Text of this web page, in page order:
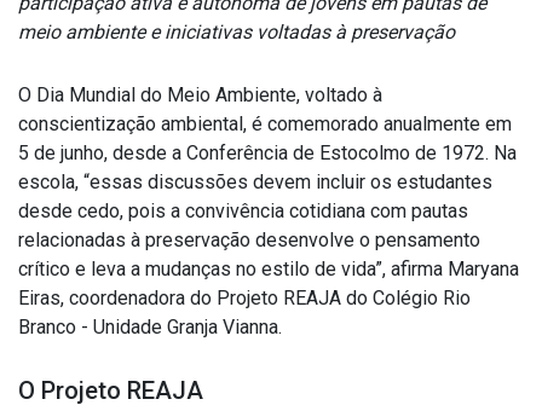
meio ambiente e iniciativas voltadas à preservação
O Dia Mundial do Meio Ambiente, voltado à
conscientização ambiental, é comemorado anualmente em
5 de junho, desde a Conferência de Estocolmo de 1972. Na
escola, “essas discussões devem incluir os estudantes
desde cedo, pois a convivência cotidiana com pautas
relacionadas à preservação desenvolve o pensamento
crítico e leva a mudanças no estilo de vida”, afirma Maryana
Eiras, coordenadora do Projeto REAJA do Colégio Rio
Branco - Unidade Granja Vianna.
O Projeto REAJA